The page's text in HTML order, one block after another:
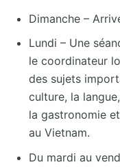
Dimanche –
Lundi – Une
le coordinateur
des sujets
culture, la
la gastronomie
au Vietnam.
Du mardi au